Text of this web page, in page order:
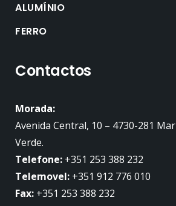
ALUMÍNIO
FERRO
Contactos
Morada:
Avenida Central, 10 – 4730-281
Verde.
Telefone: +351 253 388 232
Telemovel: +351 912 776 010
Fax: +351 253 388 232